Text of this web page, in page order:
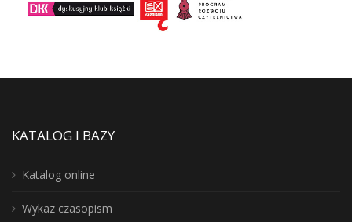
KATALOG I BAZY
Katalog online
Wykaz czasopism